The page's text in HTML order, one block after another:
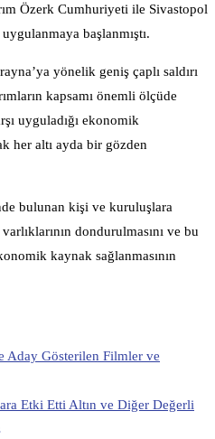
Özerk Cumhuriyeti ile Sivastopol
başlanmıştı.
yönelik geniş çaplı saldırı
kapsamı önemli ölçüde
uyguladığı ekonomik
her altı ayda bir gözden
bulunan kişi ve kuruluşlara
dondurulmasını ve bu
kaynak sağlanmasının
Aday Gösterilen Filmler ve
Etki Etti Altın ve Diğer Değerli